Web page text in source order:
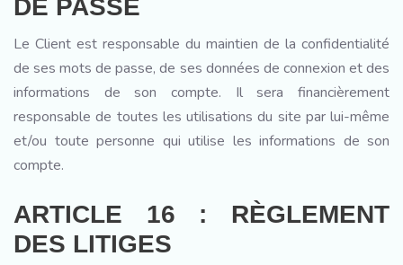
DE PASSE
Le Client est responsable du maintien de la confidentialité
de ses mots de passe, de ses données de connexion et des
informations de son compte. Il sera financièrement
responsable de toutes les utilisations du site par lui-même
et/ou toute personne qui utilise les informations de son
compte.
ARTICLE 16 : RÈGLEMENT
DES LITIGES